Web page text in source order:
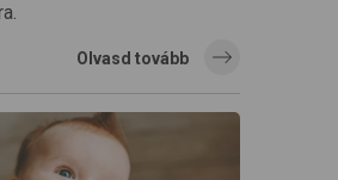
Olvasd tovább